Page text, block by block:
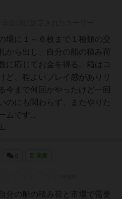
場に１～６枚まで１種類の交
から出し、自分の船の積み荷
に応じてお金を得る。箱はコ
ど、程よいプレイ感がありリ
今まで何回かやったけど一回
のにも関わらず、またやりた
ムです...
充実
分の船の積み荷と市場で需要